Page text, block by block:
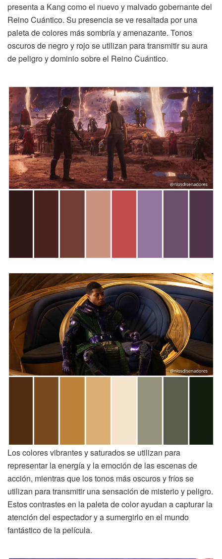
presenta a Kang como el nuevo y malvado gobernante del
Reino Cuántico. Su presencia se ve resaltada por una
paleta de colores más sombría y amenazante. Tonos
oscuros de negro y rojo se utilizan para transmitir su aura
de peligro y dominio sobre el Reino Cuántico.
Los colores vibrantes y saturados se utilizan para
representar la energía y la emoción de las escenas de
acción, mientras que los tonos más oscuros y fríos se
utilizan para transmitir una sensación de misterio y peligro.
Estos contrastes en la paleta de color ayudan a capturar la
atención del espectador y a sumergirlo en el mundo
fantástico de la película.